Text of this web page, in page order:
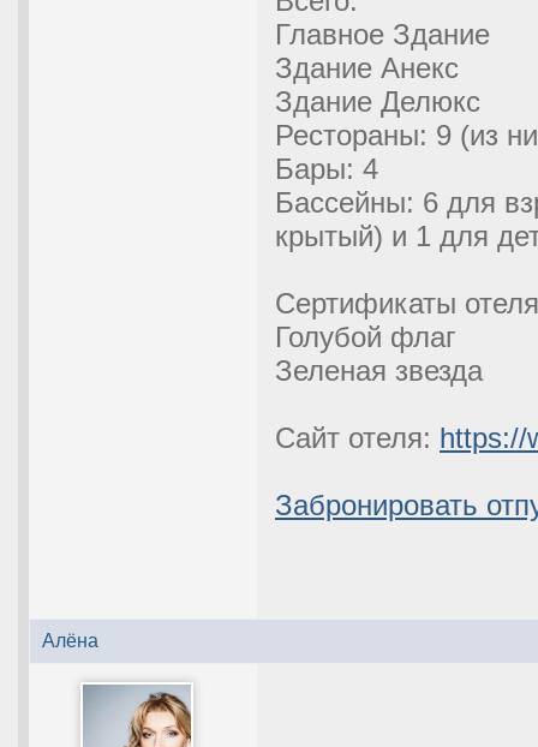
Главное Здание
Здание Анекс
Здание Делюкс
Рестораны: 9 (из
Бары: 4
Бассейны: 6 для
крытый) и 1 для
Сертификаты
Голубой флаг
Зеленая звезда
Сайт отеля: https://
Забронировать
Алёна